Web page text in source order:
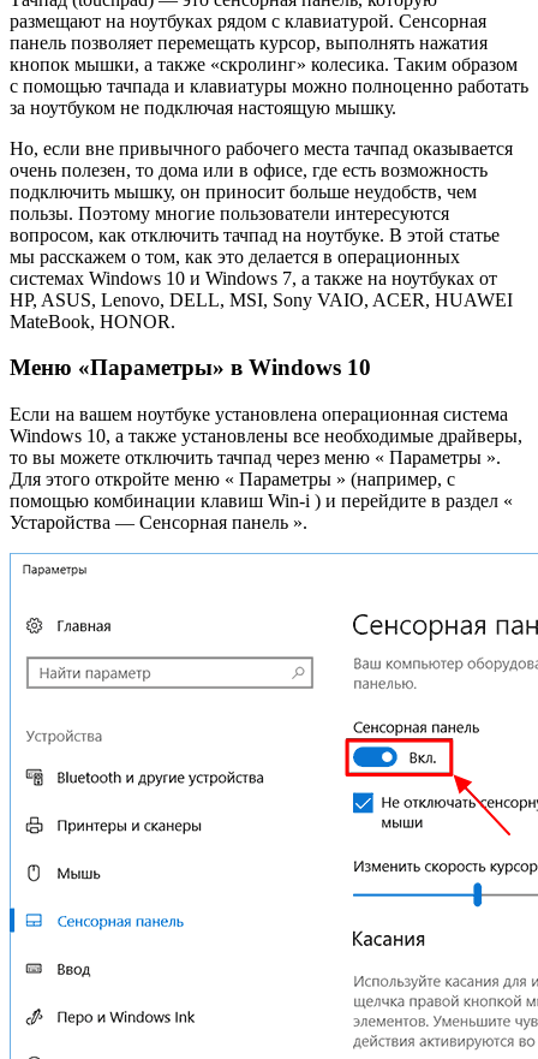
размещают на ноутбуках рядом с клавиатурой. Сенсорная
панель позволяет перемещать курсор, выполнять нажатия
кнопок мышки, а также «скролинг» колесика. Таким образом
с помощью тачпада и клавиатуры можно полноценно работать
за ноутбуком не подключая настоящую мышку.
Но, если вне привычного рабочего места тачпад оказывается
очень полезен, то дома или в офисе, где есть возможность
подключить мышку, он приносит больше неудобств, чем
пользы. Поэтому многие пользователи интересуются
вопросом, как отключить тачпад на ноутбуке. В этой статье
мы расскажем о том, как это делается в операционных
системах Windows 10 и Windows 7, а также на ноутбуках от
HP, ASUS, Lenovo, DELL, MSI, Sony VAIO, ACER, HUAWEI
MateBook, HONOR.
Меню «Параметры» в Windows 10
Если на вашем ноутбуке установлена операционная система
Windows 10, а также установлены все необходимые драйверы,
то вы можете отключить тачпад через меню « Параметры ».
Для этого откройте меню « Параметры » (например, с
помощью комбинации клавиш Win-i ) и перейдите в раздел «
Устаройства — Сенсорная панель ».